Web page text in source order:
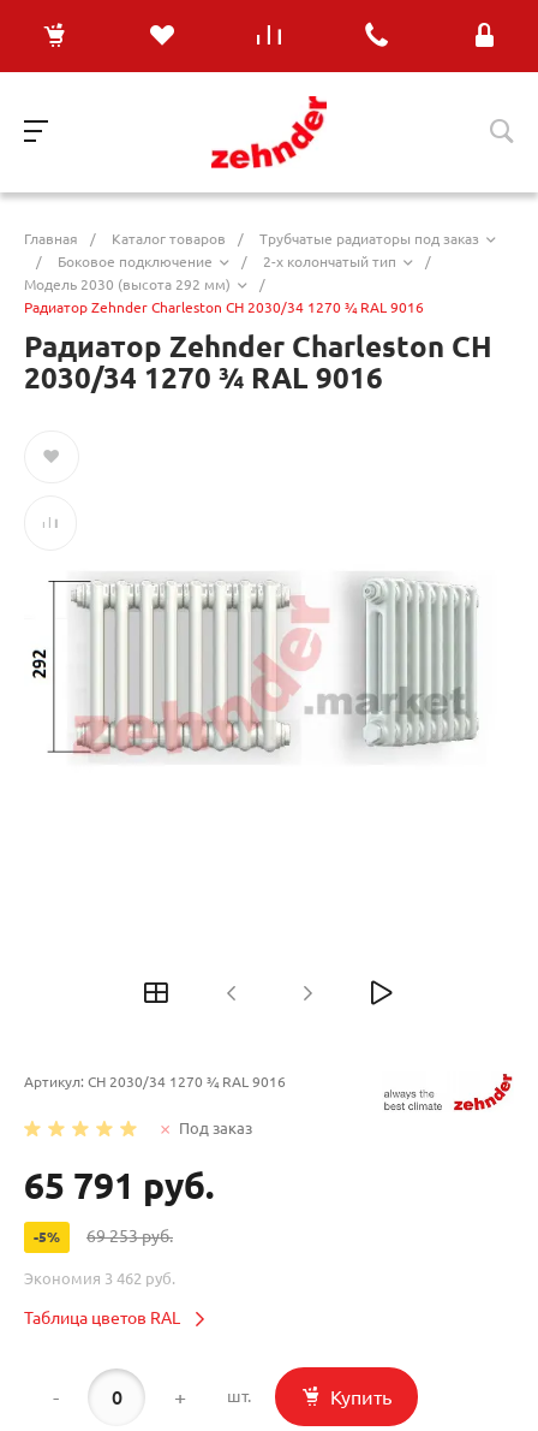
Главная / Каталог товаров /
Трубчатые радиаторы под заказ
/
Боковое подключение / 2-х колончатый тип
/
Модель 2030 (высота 292 мм)
/
Радиатор Zehnder Charleston CH 2030/34 1270 ¾ RAL 9016
Радиатор Zehnder Charleston CH
2030/34 1270 ¾ RAL 9016
Артикул: CH 2030/34 1270 ¾ RAL 9016
Под заказ
65 791 руб.
-5% 69 253 руб.
Экономия 3 462 руб.
Таблица цветов RAL
- + шт. Купить